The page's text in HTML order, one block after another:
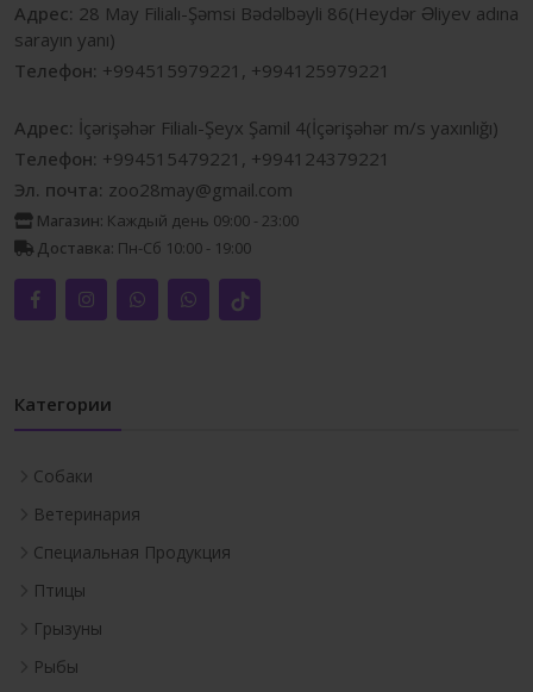
Адрес: 28 May Filialı-Şəmsi Bədəlbəyli 86(Heydər Əliyev adına
sarayın yanı)
Телефон: +994515979221, +994125979221
Адрес: İçərişəhər Filialı-Şeyx Şamil 4(İçərişəhər m/s yaxınlığı)
Телефон: +994515479221, +994124379221
Эл. почта: zoo28may@gmail.com
Магазин: Каждый день 09:00 - 23:00
Доставка: Пн-Сб 10:00 - 19:00
Категории
Собаки
Ветеринария
Специальная Продукция
Птицы
Грызуны
Рыбы